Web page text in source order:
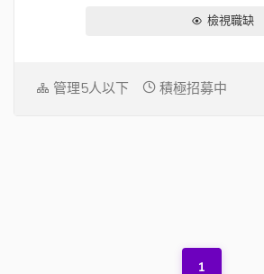
檢視職缺
管理5人以下 積極招募中
1